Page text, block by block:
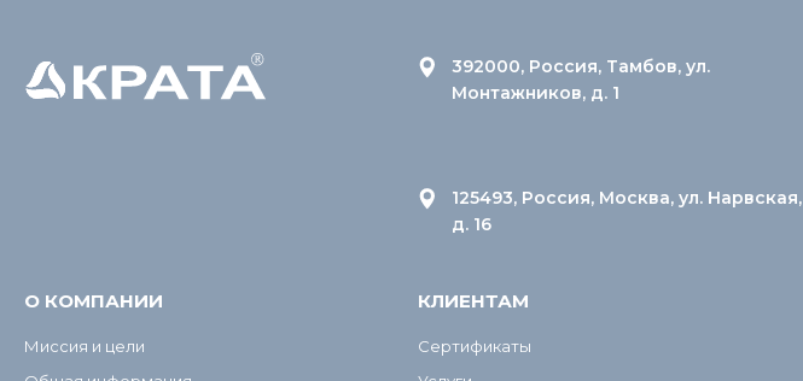
392000, Россия, Тамбов, ул.
Монтажников, д. 1
125493, Россия, Москва, ул. Нарвская,
д. 16
О КОМПАНИИ
Миссия и цели
КЛИЕНТАМ
Сертификаты